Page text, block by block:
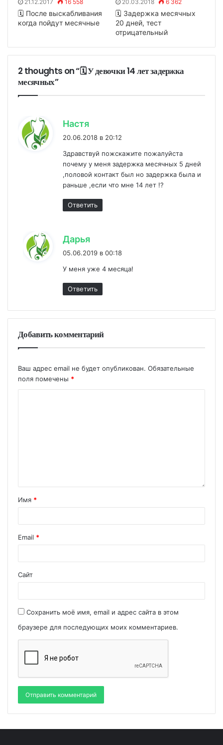
21.12.2017 16 558
🗓 После выскабливания
когда пойдут месячные
20.03.2018 6 362
🗓 Задержка месячных
20 дней, тест
отрицательный
2 thoughts on “🗓 У девочки 14 лет задержка
месячных”
Настя
20.06.2018 в 20:12
Здравствуй пожскажите пожалуйста
почему у меня задержка месячных 5 дней
,половой контакт был но задержка была и
раньше ,если что мне 14 лет !?
Ответить
Дарья
05.06.2019 в 00:18
У меня уже 4 месяца!
Ответить
Добавить комментарий
Ваш адрес email не будет опубликован. Обязательные
поля помечены *
Имя *
Email *
Сайт
Сохранить моё имя, email и адрес сайта в этом
браузере для последующих моих комментариев.